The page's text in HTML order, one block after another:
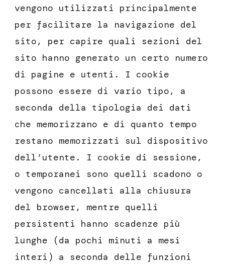
vengono utilizzati principalmente
per facilitare la navigazione del
sito, per capire quali sezioni del
sito hanno generato un certo numero
di pagine e utenti. I cookie
possono essere di vario tipo, a
seconda della tipologia dei dati
che memorizzano e di quanto tempo
restano memorizzati sul dispositivo
dell’utente. I cookie di sessione,
o temporanei sono quelli scadono o
vengono cancellati alla chiusura
del browser, mentre quelli
persistenti hanno scadenze più
lunghe (da pochi minuti a mesi
interi) a seconda delle funzioni